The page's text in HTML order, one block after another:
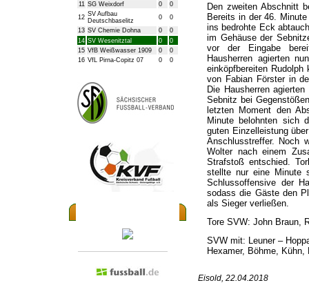
11 SG Weixdorf 0
0
12 SV Aufbau
Deutschbaselitz
0
0
13 SV Chemie Dohna 0
0
14 SV Wesenitztal 0
0
15 VfB Weißwasser 1909 0
0
16 VfL Pirna-Copitz 07 0 0
Den zweiten Abschnitt
Bereits in der 46.
ins bedrohte Eck
im Gehäuse der
vor der Eingabe
Hausherren agierten
einköpfbereiten
von Fabian Förster in
Die Hausherren
Sebnitz bei
letzten Moment den
Minute belohnten sich
guten Einzelleistung
Anschlusstreffer. Noch
Wolter nach einem
Strafstoß entschied.
stellte nur eine Minute
Schlussoffensive der
sodass die Gäste den
als Sieger verließen.
Tore SVW: John Braun,
SVW mit: Leuner –
Hexamer, Böhme,
Eisold, 22.04.2018